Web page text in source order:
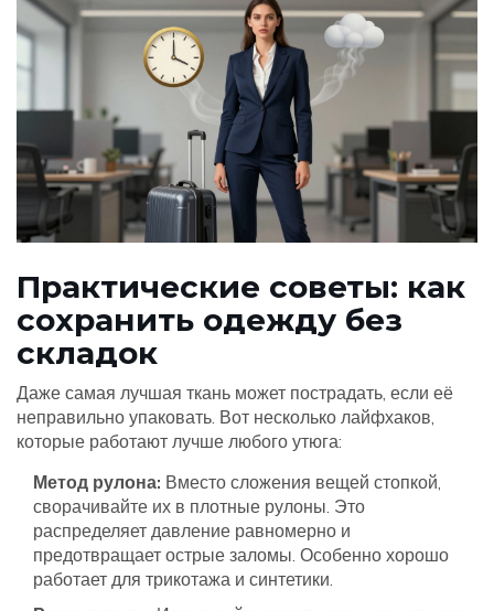
Практические советы: как
сохранить одежду без
складок
Даже самая лучшая ткань может пострадать, если её
неправильно упаковать. Вот несколько лайфхаков,
которые работают лучше любого утюга:
Метод рулона: Вместо сложения вещей стопкой,
сворачивайте их в плотные рулоны. Это
распределяет давление равномерно и
предотвращает острые заломы. Особенно хорошо
работает для трикотажа и синтетики.